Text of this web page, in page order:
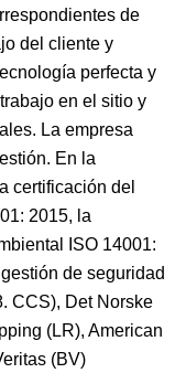
de
del cliente y
perfecta y
en el sitio y
La empresa
En la
certificación del
2015, la
ISO 14001:
de seguridad
CCS), Det Norske
(LR), American
(BV)